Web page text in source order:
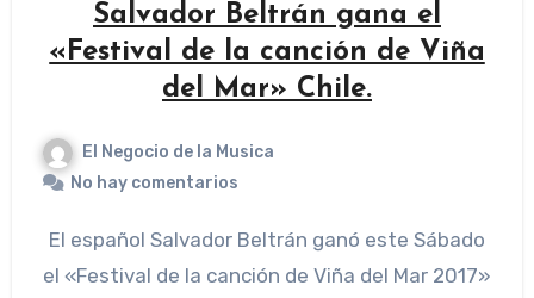
Salvador Beltrán gana el
«Festival de la canción de Viña
del Mar» Chile.
El Negocio de la Musica
No hay comentarios
El español Salvador Beltrán ganó este Sábado
el «Festival de la canción de Viña del Mar 2017»